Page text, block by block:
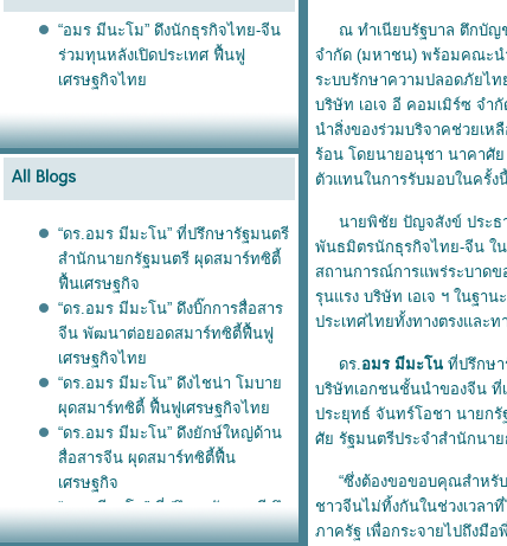
“อมร มีนะโม” ดึงนักธุรกิจไทย-จีน
ร่วมทุนหลังเปิดประเทศ ฟื้นฟู
เศรษฐกิจไท
“ดร.อมร มีมะโน” ที่ปรึกษารัฐมนตรี
สำนักนายกรัฐมนตรี ผุดสมาร์ทซิตี้
ฟื้นเศรษฐกิจ
“ดร.อมร มีมะโน” ดึงบิ๊กการสื่อสาร
จีน พัฒนาต่อยอดสมาร์ทซิตี้ฟื้นฟู
เศรษฐกิจไท
“ดร.อมร มีมะโน” ดึงไชน่า โมบา
ผุดสมาร์ทซิตี้ ฟื้นฟูเศรษฐกิจไท
“ดร.อมร มีมะโน” ดึงยักษ์ใหญ่ด้าน
สื่อสารจีน ผุดสมาร์ทซิตี้ฟื้น
เศรษฐกิจ
“อมร มีนะโม” ที่ปรึกษารัฐมนตรี ดึง
ักษ์ใหญ่ด้านการสื่อสาร ไชน่า โม
ณ ทำเนียบรัฐบาล ตึกบัญช
จำกัด (มหาชน) พร้อมคณะน
ระบบรักษาความปลอดภัยไ
บริษัท เอเจ อี คอมเมิร์ซ จ
นำสิ่งของร่วมบริจาคช่วยเห
ร้อน โดยนายอนุชา นาคาศั
ตัวแทนในการรับมอบในครั้ง
นายพิชัย ปัญจสังข์ ประธา
พันธมิตรนักธุรกิจไทย-จีน ใ
สถานการณ์การแพร่ระบาดข
รุนแรง บริษัท เอเจ ฯ ในฐา
ประเทศไทยทั้งทางตรงและ
ดร.อมร มีมะโน ที่ปรึกษ
บริษัทเอกชนชั้นนำของจีน ที่เ
ประยุทธ์ จันทร์โอชา นายกรั
ศัย รัฐมนตรีประจำสำนักนา
“ซึ่งต้องขอขอบคุณสำหรับ
ชาวจีนไม่ทิ้งกันในช่วงเวลา
ภาครัฐ เพื่อกระจายไปถึงมือ